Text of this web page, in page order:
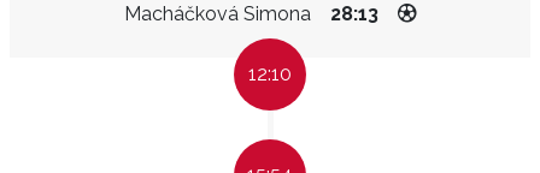
Macháčková Simona 28:13
12:10